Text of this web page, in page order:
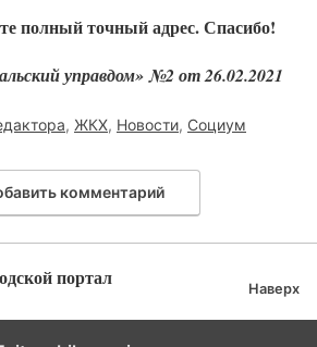
полный точный адрес. Спасибо!
управдом» №2 от 26.02.2021
, ЖКХ, Новости, Социум
комментарий
портал Наверх